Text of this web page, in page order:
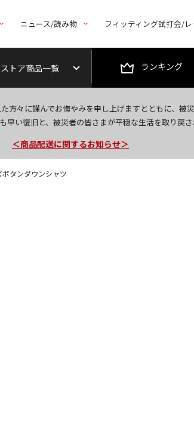
ニュース/読み物 フィッティング試打会/
トア商品一覧 ランキング
方々に謹んでお悔やみを申し上げますとともに、被
早い復旧と、被災者の皆さまが平穏な生活を取り戻さ
今なら新規会員登録で1,000円OFFクーポンプ
＜商品配送に関するお知らせ＞
＜夏季休暇中のご注文・発送・お問い合わせ＞
ボタンダウンシャツ